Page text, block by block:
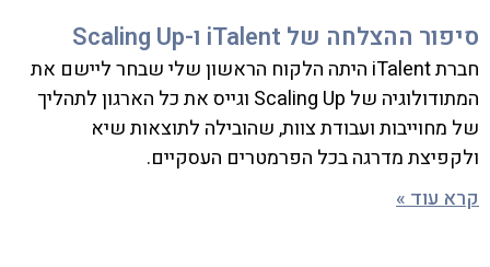
סיפור ההצלחה של iTalent ו-Scaling Up
חברת iTalent היתה הלקוח הראשון שלי שבחר ליישם את
המתודולוגיה של Scaling Up וגייס את כל הארגון לתהליך
של מחוייבות ועבודת צוות, שהובילה לתוצאות שיא
ולקפיצת מדרגה בכל הפרמטרים העסקיים.
קרא עוד »